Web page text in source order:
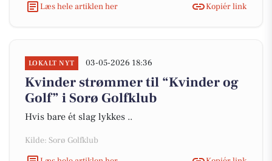
Læs hele artiklen her
Kopiér link
LOKALT NYT 03-05-2026 18:36
Kvinder strømmer til “Kvinder og
Golf” i Sorø Golfklub
Hvis bare ét slag lykkes ..
Kilde: Sorø Golfklub